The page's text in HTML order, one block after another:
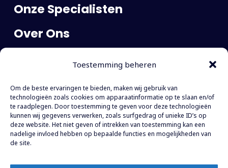
Toestemming beheren
Om de beste ervaringen te bieden, maken wij gebruik van
technologieën zoals cookies om apparaatinformatie op te slaan en/of
te raadplegen. Door toestemming te geven voor deze technologieën
kunnen wij gegevens verwerken, zoals surfgedrag of unieke ID’s op
deze website. Het niet geven of intrekken van toestemming kan een
nadelige invloed hebben op bepaalde functies en mogelijkheden van
de site.
Onze Specialisten
Over Ons
Contact
WTC The Hague
Prinses Margrietplantsoen 77